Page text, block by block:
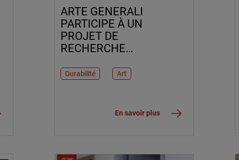
ARTE GENERALI
PARTICIPE À UN
PROJET DE
RECHERCHE
VISANT À RÉDUIRE LES
CLIMATIQUE SUR LE
PATRIMOINE CULTUREL
Durabilité Art
En savoir plus